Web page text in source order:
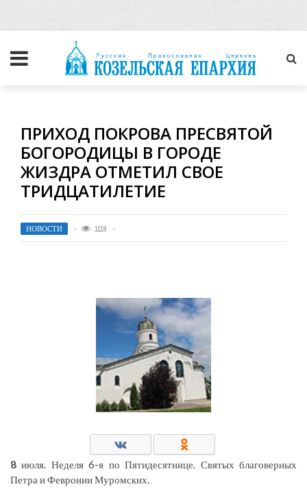
ПРИХОД ПОКРОВА ПРЕСВЯТОЙ
БОГОРОДИЦЫ В ГОРОДЕ
ЖИЗДРА ОТМЕТИЛ СВОЕ
ТРИДЦАТИЛЕТИЕ
НОВОСТИ 1119
8 июля. Неделя 6-я по Пятидесятнице. Святых благоверных
Петра и Февронии Муромских.